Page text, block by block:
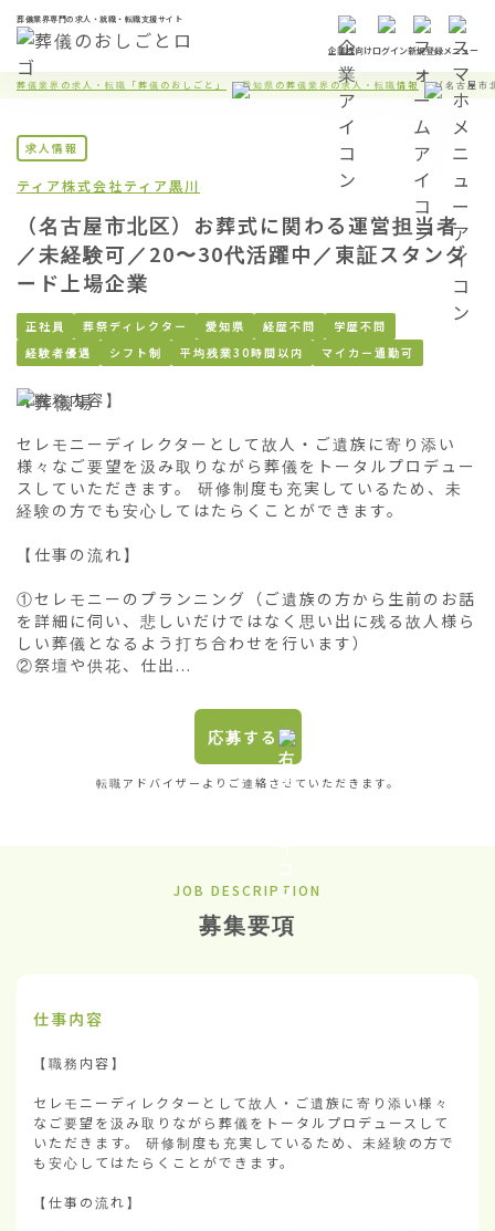
葬儀業界専門の求人・就職・転職支援サイト
企業様向けログイン新規登録メニュー
葬儀業界の求人・転職「葬儀のおしごと」 愛知県の葬儀業界の求人・転職情報 （名古屋市
求人情報
ティア株式会社ティア黒川
（名古屋市北区）お葬式に関わる運営担当者
／未経験可／20〜30代活躍中／東証スタンダ
ード上場企業
正社員 葬祭ディレクター 愛知県 経歴不問
学歴不問
経験者優遇
シフト制 平均残業30時間以内 マイカー通勤可
【職務内容】
セレモニーディレクターとして故人・ご遺族に寄り添い
様々なご要望を汲み取りながら葬儀をトータルプロデュー
スしていただきます。 研修制度も充実しているため、未
経験の方でも安心してはたらくことができます。
【仕事の流れ】
①セレモニーのプランニング（ご遺族の方から生前のお話
を詳細に伺い、悲しいだけではなく思い出に残る故人様ら
しい葬儀となるよう打ち合わせを行います）
②祭壇や供花、仕出...
応募する
転職アドバイザーよりご連絡させていただきます。
JOB DESCRIPTION
募集要項
仕事内容
【職務内容】
セレモニーディレクターとして故人・ご遺族に寄り添い様々
なご要望を汲み取りながら葬儀をトータルプロデュースして
いただきます。 研修制度も充実しているため、未経験の方で
も安心してはたらくことができます。
【仕事の流れ】